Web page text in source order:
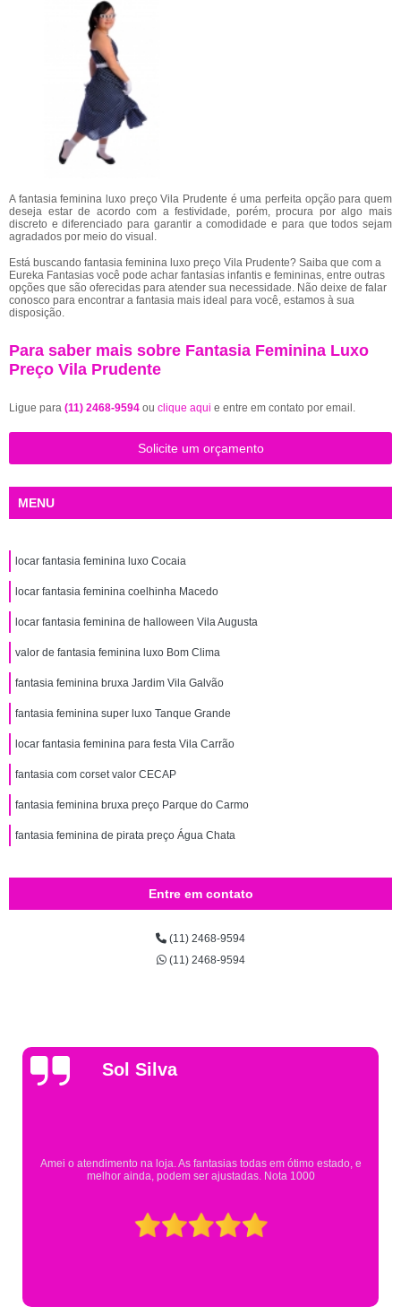
A fantasia feminina luxo preço Vila Prudente é uma perfeita opção para quem
deseja estar de acordo com a festividade, porém, procura por algo mais
discreto e diferenciado para garantir a comodidade e para que todos sejam
agradados por meio do visual.
Está buscando fantasia feminina luxo preço Vila Prudente? Saiba que com a
Eureka Fantasias você pode achar fantasias infantis e femininas, entre outras
opções que são oferecidas para atender sua necessidade. Não deixe de falar
conosco para encontrar a fantasia mais ideal para você, estamos à sua
disposição.
Para saber mais sobre Fantasia Feminina Luxo
Preço Vila Prudente
Ligue para (11) 2468-9594 ou clique aqui e entre em contato por email.
Solicite um orçamento
MENU
locar fantasia feminina luxo Cocaia
locar fantasia feminina coelhinha Macedo
locar fantasia feminina de halloween Vila Augusta
valor de fantasia feminina luxo Bom Clima
fantasia feminina bruxa Jardim Vila Galvão
fantasia feminina super luxo Tanque Grande
locar fantasia feminina para festa Vila Carrão
fantasia com corset valor CECAP
fantasia feminina bruxa preço Parque do Carmo
fantasia feminina de pirata preço Água Chata
Entre em contato
(11) 2468-9594
(11) 2468-9594
ótimo estado, e
Pesquisei em mais de 20 lojas e só encontrei a
Eureka. Cheguei praticamente no horário em
mesmo assim fui muito bem